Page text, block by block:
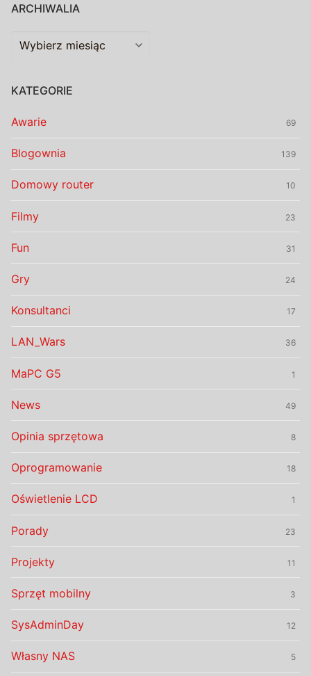
ARCHIWALIA
Archiwalia
KATEGORIE
Awarie 69
Blogownia 139
Domowy router 10
Filmy 23
Fun 31
Gry 24
Konsultanci 17
LAN_Wars 36
MaPC G5 1
News 49
Opinia sprzętowa 8
Oprogramowanie 18
Oświetlenie LCD 1
Porady 23
Projekty 11
Sprzęt mobilny 3
SysAdminDay 12
Własny NAS 5